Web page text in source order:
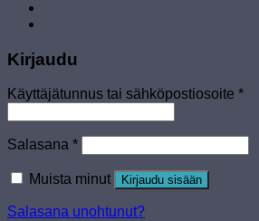
Kirjaudu
Käyttäjätunnus tai sähköpostiosoite *
Salasana *
Muista minut Kirjaudu sisään
Salasana unohtunut?